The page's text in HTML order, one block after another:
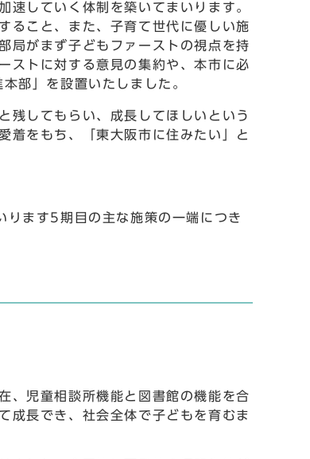
していく体制を築いてまいります。
ること、また、子育て世代に優しい施
局がまず子どもファーストの視点を持
ストに対する意見の集約や、本市に必
部」を設置いたしました。
残してもらい、成長してほしいという
着をもち、「東大阪市に住みたい」と
ます5期目の主な施策の一端につき
、児童相談所機能と図書館の機能を合
成長でき、社会全体で子どもを育むま